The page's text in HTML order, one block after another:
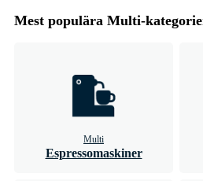
Mest populära Multi-
Multi
Espressomaskiner